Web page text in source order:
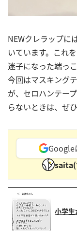
NEWクレラップに
いています。これ
迷子になった端っ
今回はマスキング
が、セロハンテー
らないときは、ぜ
Google
saita(
小学